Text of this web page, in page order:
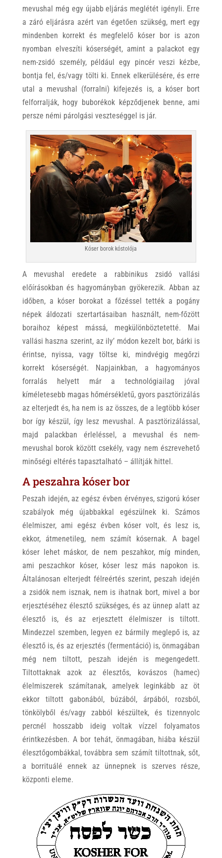
mevushal még egy újabb eljárás meglétét igényli. Erre
a záró eljárásra azért van égetően szükség, mert egy
mindenben korrekt és megfelelő kóser bor is azon
nyomban elveszíti kóserségét, amint a palackot egy
nem-zsidó személy, például egy pincér veszi kézbe,
bontja fel, és/vagy tölti ki. Ennek elkerülésére, és erre
utal a mevushal (forralni) kifejezés is, a kóser bort
felforralják, hogy buborékok képződjenek benne, ami
persze némi párolgási veszteséggel is jár.
Kóser borok kóstolója
A mevushal eredete a rabbinikus zsidó vallási
előírásokban és hagyományban gyökerezik. Abban az
időben, a kóser borokat a főzéssel tették a pogány
népek áldozati szertartásaiban használt, nem-főzött
boraihoz képest mássá, megkülönböztetetté. Mai
vallási haszna szerint, az ily’ módon kezelt bor, bárki is
érintse, nyissa, vagy töltse ki, mindvégig megőrzi
korrekt kóserségét. Napjainkban, a hagyományos
forralás helyett már a technológiailag jóval
kíméletesebb magas hőmérsékletű, gyors pasztörizálás
az elterjedt és, ha nem is az összes, de a legtöbb kóser
bor így készül, így lesz mevushal. A pasztörizálással,
majd palackban érleléssel, a mevushal és nem-
mevushal borok között csekély, vagy nem észrevehető
minőségi eltérés tapasztalható – állítják hittel.
A peszahra kóser bor
Peszah idején, az egész évben érvényes, szigorú kóser
szabályok még újabbakkal egészülnek ki. Számos
élelmiszer, ami egész évben kóser volt, és lesz is,
ekkor, átmenetileg, nem számít kósernak. A bagel
kóser lehet máskor, de nem peszahkor, míg minden,
ami peszachkor kóser, kóser lesz más napokon is.
Általánosan elterjedt félreértés szerint, peszah idején
a zsidók nem isznak, nem is ihatnak bort, mivel a bor
erjesztéséhez élesztő szükséges, és az ünnep alatt az
élesztő is, és az erjesztett élelmiszer is tiltott.
Mindezzel szemben, legyen ez bármily meglepő is, az
élesztő is, és az erjesztés (fermentáció) is, önmagában
még nem tiltott, peszah idején is megengedett.
Tiltottaknak azok az élesztős, kovászos (hamec)
élelmiszerek számítanak, amelyek leginkább az öt
ekkor tiltott gabonából, búzából, árpából, rozsból,
tönkölyből és/vagy zabból készültek, és tizennyolc
percnél hosszabb ideig voltak vízzel folyamatos
érintkezésben. A bor tehát, önmagában, hiába készül
élesztőgombákkal, továbbra sem számít tiltottnak, sőt,
a borrituálé ennek az ünnepnek is szerves része,
központi eleme.